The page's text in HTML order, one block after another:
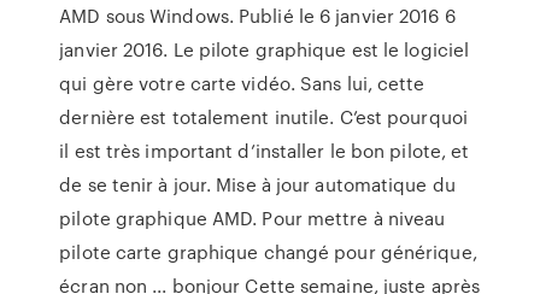
AMD sous Windows. Publié le 6 janvier 2016 6
janvier 2016. Le pilote graphique est le logiciel
qui gère votre carte vidéo. Sans lui, cette
dernière est totalement inutile. C’est pourquoi
il est très important d’installer le bon pilote, et
de se tenir à jour. Mise à jour automatique du
pilote graphique AMD. Pour mettre à niveau
pilote carte graphique changé pour générique,
écran non ... bonjour Cette semaine, juste après